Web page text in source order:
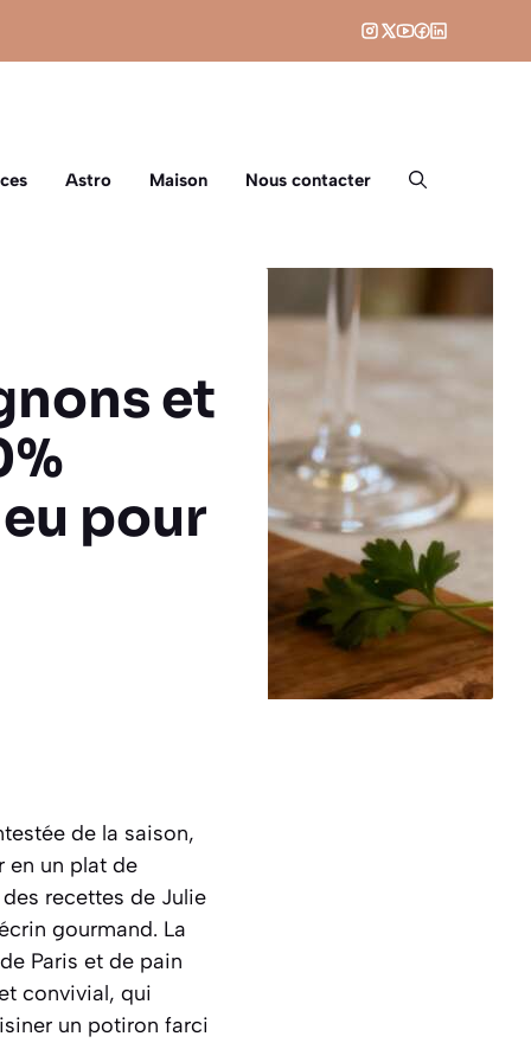
Astro Maison Nous contacter
et
pour
de la saison,
en un plat de
recettes de Julie
gourmand. La
Paris et de pain
convivial, qui
un potiron farci